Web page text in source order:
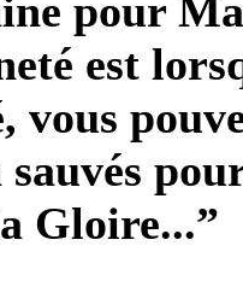
pour
est
vous
sauvés
Gloire...”